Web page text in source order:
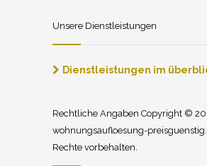
Unsere Dienstleistungen
Dienstleistungen im
Rechtliche Angaben Copyright ©
wohnungsaufloesung-
Rechte vorbehalten.